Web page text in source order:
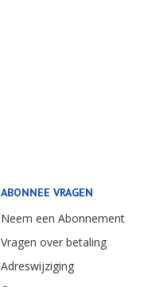
ABONNEE VRAGEN
Neem een Abonnement
Vragen over betaling
Adreswijziging